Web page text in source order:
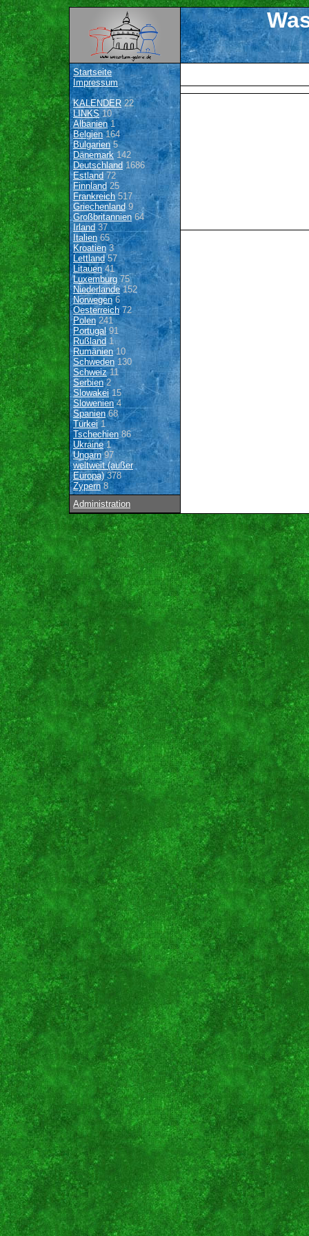
Startseite
Impressum
KALENDER22
LINKS10
Albanien1
Belgien164
Bulgarien 5
Dänemark142
Deutschland 1686
Estland 72
Finnland 25
Frankreich517
Griechenland9
Großbritannien64
Irland 37
Italien65
Kroatien3
Lettland57
Litauen41
Luxemburg 75
Niederlande152
Norwegen6
Oesterreich72
Polen 241
Portugal91
Rußland 1
Rumänien10
Schweden 130
Schweiz11
Serbien2
Slowakei15
Slowenien4
Spanien68
Türkei1
Tschechien 86
Ukraine1
Ungarn97
weltweit (außer
Europa)378
Zypern8
Administration